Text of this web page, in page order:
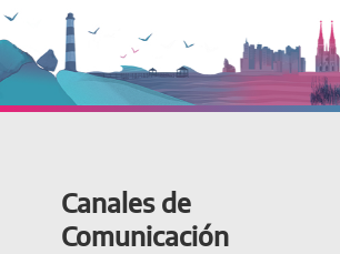
Canales de
Comunicación